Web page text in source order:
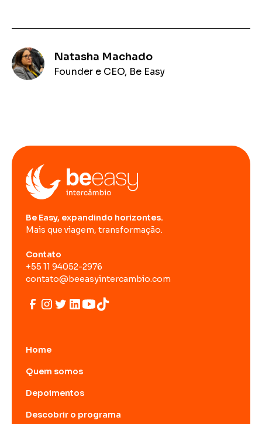
Natasha Machado
Founder e CEO, Be Easy
Be Easy, expandindo horizontes.
Mais que viagem, transformação.
Contato
+55 11 94052-2976
contato@beeasyintercambio.com
Home
Quem somos
Depoimentos
Descobrir o programa